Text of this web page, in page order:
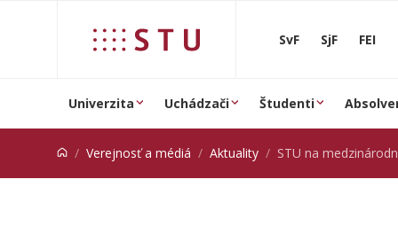
SvF SjF FEI
Univerzita Uchádzači Študenti
Verejnosť a médiá Aktuality STU na medzinárodnej